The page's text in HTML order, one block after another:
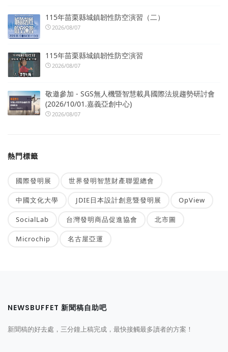
115年苗栗縣城鎮韌性防空演習（二）
2026/08/07
115年苗栗縣城鎮韌性防空演習
2026/08/07
敬邀參加 - SGS無人機暨智慧載具國際法規趨勢研討會
(2026/10/01.嘉義亞創中心)
2026/08/07
熱門標籤
國際發明展 世界發明智慧財產聯盟總會
中國文化大學 JDIE日本設計創意暨發明展 OpView
SocialLab 台灣發明商品促進協會 北市圖
Microchip 名古屋亞運
NEWSBUFFET 新聞稿自助吧
新聞稿的好去處，三分鐘上稿完成，最快接觸最多讀者的方案！